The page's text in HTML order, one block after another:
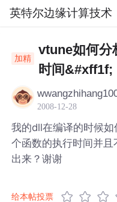
英特尔边缘计算技术
英特尔边缘计
加精
vtune如何分
时间&#xff1f;
2008-12-28
我的dll在编译的时候
个函数的执行时间并
出来？谢谢
给本帖投票